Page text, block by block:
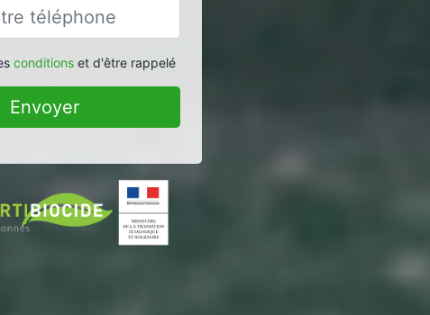
conditionset d'être rappelé
Envoyer